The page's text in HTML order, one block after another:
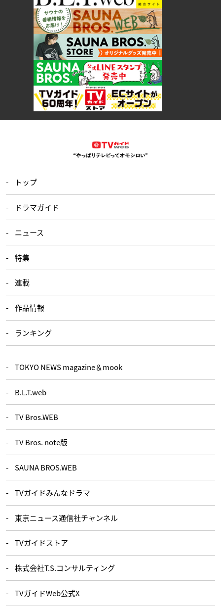
トップ
ドラマガイド
ニュース
特集
連載
作品情報
ランキング
TOKYO NEWS magazine＆mook
B.L.T.web
TV Bros.WEB
TV Bros. note版
SAUNA BROS.WEB
TVガイドみんなドラマ
東京ニュース通信社チャンネル
TVガイドストア
株式会社T.S.コンサルティング
TVガイドWeb公式X